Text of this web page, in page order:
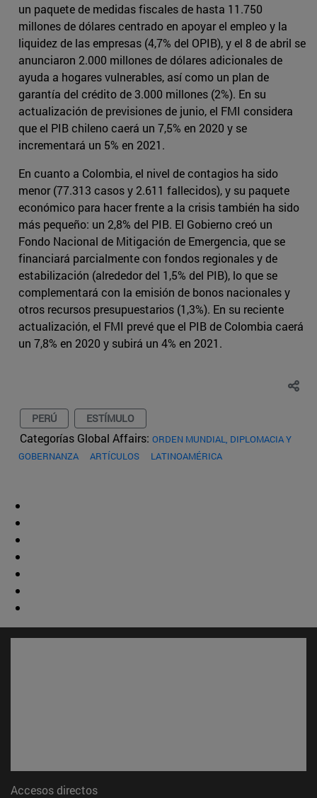
un paquete de medidas fiscales de hasta 11.750
millones de dólares centrado en apoyar el empleo y la
liquidez de las empresas (4,7% del OPIB), y el 8 de abril se
anunciaron 2.000 millones de dólares adicionales de
ayuda a hogares vulnerables, así como un plan de
garantía del crédito de 3.000 millones (2%). En su
actualización de previsiones de junio, el FMI considera
que el PIB chileno caerá un 7,5% en 2020 y se
incrementará un 5% en 2021.
En cuanto a Colombia, el nivel de contagios ha sido
menor (77.313 casos y 2.611 fallecidos), y su paquete
económico para hacer frente a la crisis también ha sido
más pequeño: un 2,8% del PIB. El Gobierno creó un
Fondo Nacional de Mitigación de Emergencia, que se
financiará parcialmente con fondos regionales y de
estabilización (alrededor del 1,5% del PIB), lo que se
complementará con la emisión de bonos nacionales y
otros recursos presupuestarios (1,3%). En su reciente
actualización, el FMI prevé que el PIB de Colombia caerá
un 7,8% en 2020 y subirá un 4% en 2021.
PERÚ ESTÍMULO
Categorías Global Affairs: ORDEN MUNDIAL, DIPLOMACIA Y
GOBERNANZA
ARTÍCULOS LATINOAMÉRICA
Accesos directos